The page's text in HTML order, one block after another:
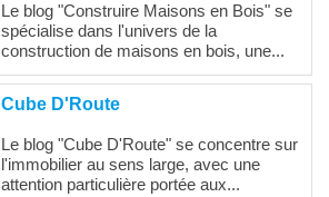
Le blog "Construire Maisons en Bois" se
spécialise dans l'univers de la
construction de maisons en bois, une...
Cube D'Route
Le blog "Cube D'Route" se concentre sur
l'immobilier au sens large, avec une
attention particulière portée aux...